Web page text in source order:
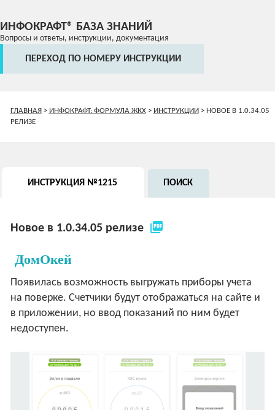
ИНФОКРАФТ® БАЗА ЗНАНИЙ
Вопросы и ответы, инструкции, документация
ПЕРЕХОД ПО НОМЕРУ ИНСТРУКЦИИ
ГЛАВНАЯ> ИНФОКРАФТ: ФОРМУЛА ЖКХ> ИНСТРУКЦИИ> НОВОЕ В 1.0.34.05
РЕЛИЗЕ
ИНСТРУКЦИЯ №1215 ПОИСК
Новое в 1.0.34.05 релизе picture_as_pdf
ДомОкей
Появилась возможность выгружать приборы учета
на поверке. Счетчики будут отображаться на сайте и
в приложении, но ввод показаний по ним будет
недоступен.